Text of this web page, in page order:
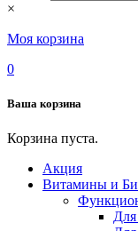
×
Моя корзина
0
Ваша корзина
Корзина пуста.
Акция
Витамины и